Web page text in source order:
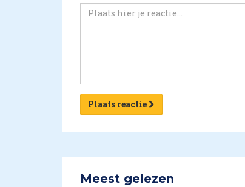
Plaats reactie
Meest gelezen